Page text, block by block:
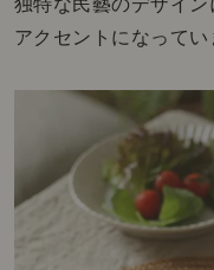
アクセントになってい